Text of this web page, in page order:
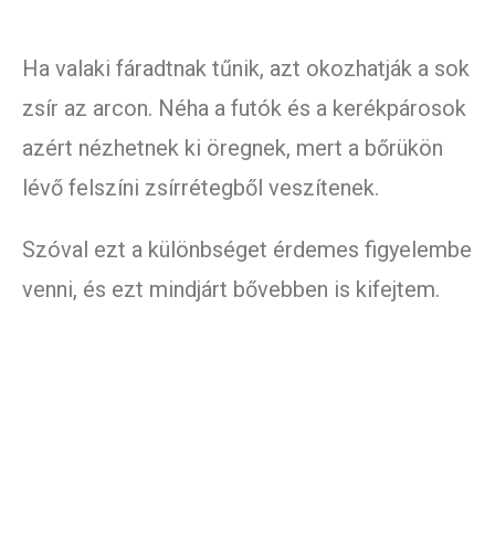
Ha valaki fáradtnak tűnik, azt okozhatják a sok
zsír az arcon. Néha a futók és a kerékpárosok
azért nézhetnek ki öregnek, mert a bőrükön
lévő felszíni zsírrétegből veszítenek.
Szóval ezt a különbséget érdemes figyelembe
venni, és ezt mindjárt bővebben is kifejtem.